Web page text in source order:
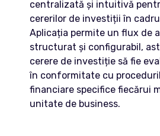
centralizată și intuitivă
cererilor de investiții în
Aplicația permite un flux de
structurat și configurabil,
cerere de investiție să fie
în conformitate cu
financiare specifice fiecărui
unitate de business.